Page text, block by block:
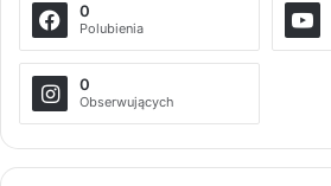
0
Polubienia
0
Obserwujących